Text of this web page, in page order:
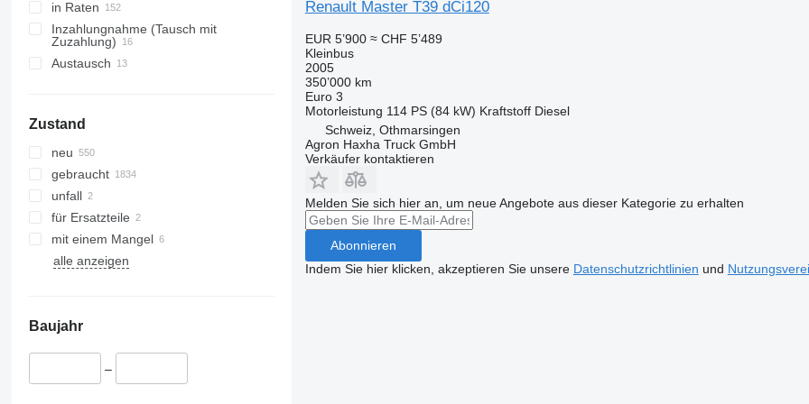
in Raten
Inzahlungnahme (Tausch mit
Zuzahlung)
Austausch
Zustand
neu
gebraucht
unfall
für Ersatzteile
mit einem Mangel
alle anzeigen
Baujahr
–
Renault Master T39 dCi120
EUR 5’900 ≈ CHF 5’489
Kleinbus
2005
350’000 km
Euro 3
Motorleistung 114 PS (84 kW) Kraftstoff Diesel
Schweiz, Othmarsingen
Agron Haxha Truck GmbH
Verkäufer kontaktieren
Melden Sie sich hier an, um neue Angebote aus dieser Kategorie zu erhalten
Abonnieren
Indem Sie hier klicken, akzeptieren Sie unsere Datenschutzrichtlinien und